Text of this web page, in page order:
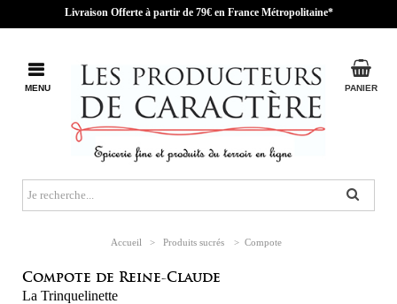
Livraison Offerte à partir de 79€ en France Métropolitaine*
PANIER
MENU
Accueil > Produits sucrés > Compote
Compote de Reine-Claude
La Trinquelinette